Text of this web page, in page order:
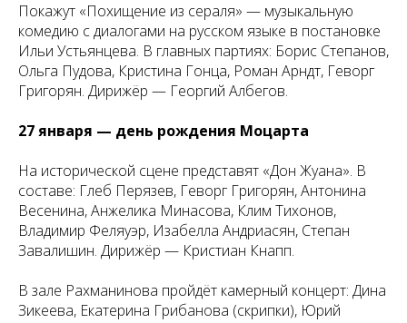
Покажут «Похищение из сераля» — музыкальную
комедию с диалогами на русском языке в постановке
Ильи Устьянцева. В главных партиях: Борис Степанов,
Ольга Пудова, Кристина Гонца, Роман Арндт, Геворг
Григорян. Дирижёр — Георгий Албегов.
27 января — день рождения Моцарта
На исторической сцене представят «Дон Жуана». В
составе: Глеб Перязев, Геворг Григорян, Антонина
Весенина, Анжелика Минасова, Клим Тихонов,
Владимир Феляуэр, Изабелла Андриасян, Степан
Завалишин. Дирижёр — Кристиан Кнапп.
В зале Рахманинова пройдёт камерный концерт: Дина
Зикеева, Екатерина Грибанова (скрипки), Юрий